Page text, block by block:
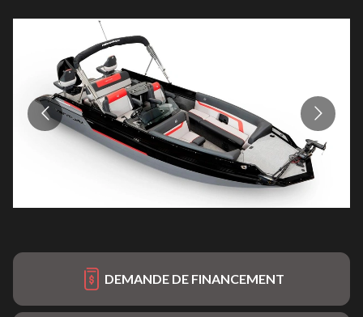
DEMANDE DE FINANCEMENT